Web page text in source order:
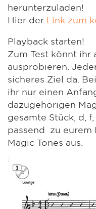
herunterzuladen!
Hier der Link zum
Playback starten!
Zum Test könnt ihr
ausprobieren.
sicheres Ziel da.
ihr nur einen
dazugehörigen
gesamte Stück, d,
passend zu eurem
Magic Tones aus.